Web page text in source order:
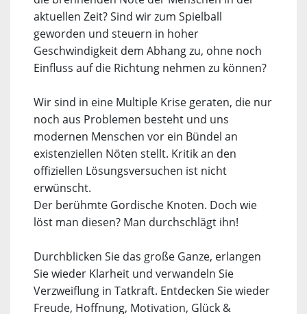
aktuellen Zeit? Sind wir zum Spielball
geworden und steuern in hoher
Geschwindigkeit dem Abhang zu, ohne noch
Einfluss auf die Richtung nehmen zu können?
Wir sind in eine Multiple Krise geraten, die nur
noch aus Problemen besteht und uns
modernen Menschen vor ein Bündel an
existenziellen Nöten stellt. Kritik an den
offiziellen Lösungsversuchen ist nicht
erwünscht.
Der berühmte Gordische Knoten. Doch wie
löst man diesen? Man durchschlägt ihn!
Durchblicken Sie das große Ganze, erlangen
Sie wieder Klarheit und verwandeln Sie
Verzweiflung in Tatkraft. Entdecken Sie wieder
Freude, Hoffnung, Motivation, Glück &